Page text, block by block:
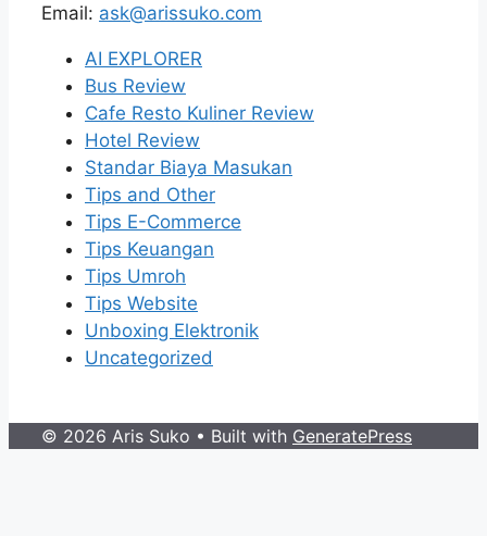
Email: ask@arissuko.com
AI EXPLORER
Bus Review
Cafe Resto Kuliner Review
Hotel Review
Standar Biaya Masukan
Tips and Other
Tips E-Commerce
Tips Keuangan
Tips Umroh
Tips Website
Unboxing Elektronik
Uncategorized
© 2026 Aris Suko • Built with GeneratePress